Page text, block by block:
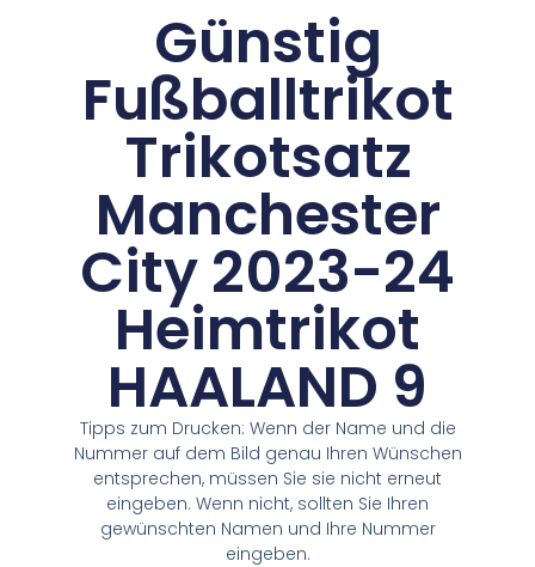
Günstig
Fußballtrikot
Trikotsatz
Manchester
City 2023-24
Heimtrikot
HAALAND 9
Tipps zum Drucken: Wenn der Name und die
Nummer auf dem Bild genau Ihren Wünschen
entsprechen, müssen Sie sie nicht erneut
eingeben. Wenn nicht, sollten Sie Ihren
gewünschten Namen und Ihre Nummer
eingeben.